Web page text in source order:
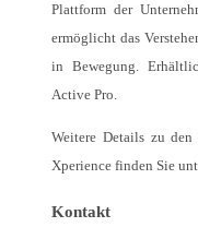
Plattform der
ermöglicht das
in Bewegung.
Active Pro.
Weitere Details zu
Xperience finden Sie
Kontakt